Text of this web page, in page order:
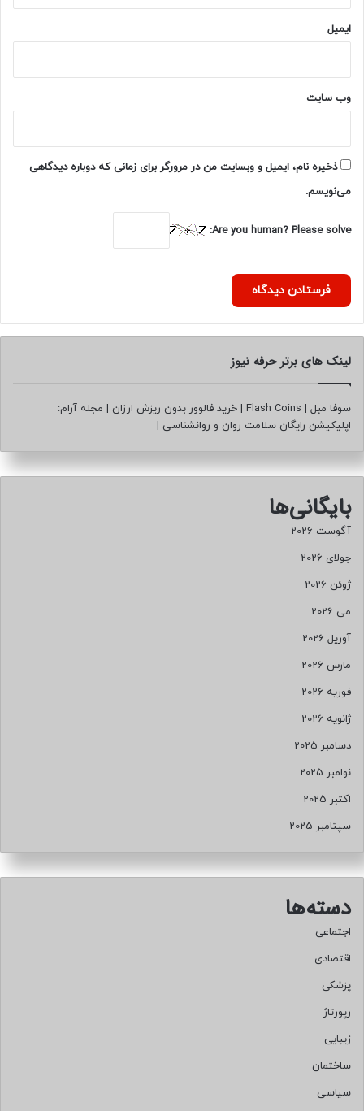
ایمیل
وب‌ سایت
ذخیره نام، ایمیل و وبسایت من در مرورگر برای زمانی که دوباره دیدگاهی
می‌نویسم.
Are you human? Please solve:
لینک های برتر حرفه نیوز
سوفا مبل |
Flash Coins
| خرید فالوور بدون ریزش ارزان | مجله آرام:
اپلیکیشن رایگان سلامت روان و روانشناسی |
بایگانی‌ها
آگوست 2026
جولای 2026
ژوئن 2026
می 2026
آوریل 2026
مارس 2026
فوریه 2026
ژانویه 2026
دسامبر 2025
نوامبر 2025
اکتبر 2025
سپتامبر 2025
دسته‌ها
اجتماعی
اقتصادی
پزشکی
رپورتاژ
زیبایی
ساختمان
سیاسی